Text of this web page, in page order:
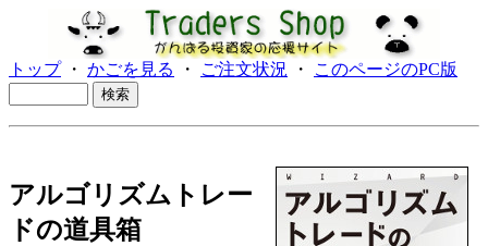
トップ・ かごを見る ・ ご注文状況 ・ このページのPC版
アルゴリズムトレー
ドの道具箱